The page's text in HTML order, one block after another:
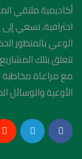
أكاديمية ملتقي
احترافية، تسعي
الوعي بالمنظور
تتعلق بتلك
مع مراعاة مخاطبة
الأوعية والوسائل